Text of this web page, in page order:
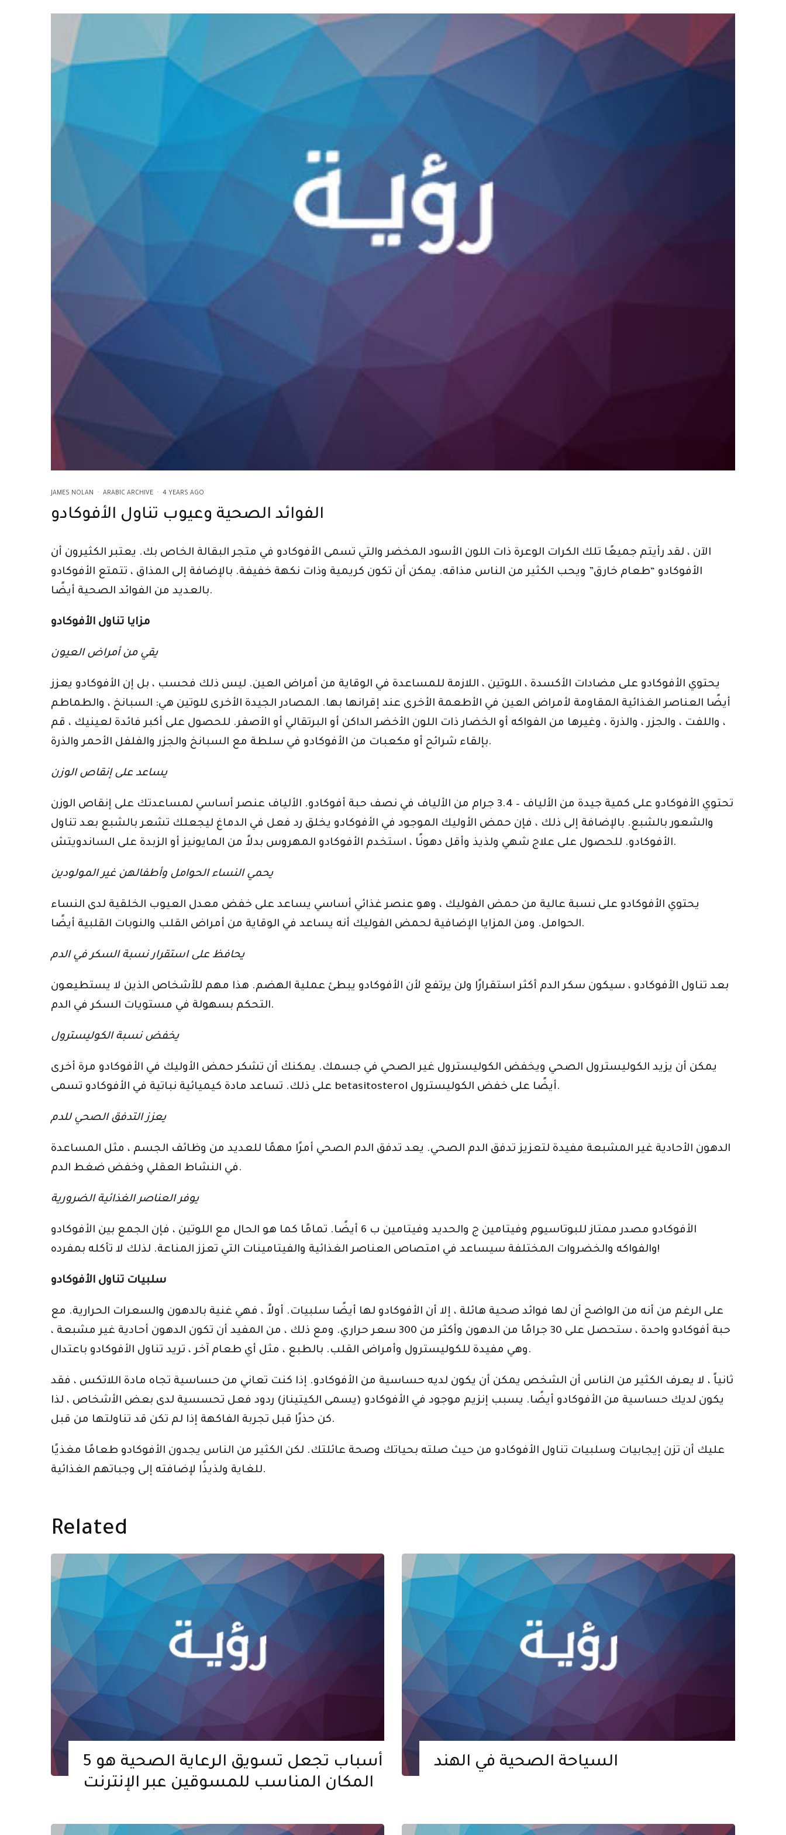
JAMES NOLAN · ARABIC ARCHIVE · 4 YEARS AGO
الفوائد الصحية وعيوب تناول الأفوكادو
الآن ، لقد رأيتم جميعًا تلك الكرات الوعرة ذات اللون الأسود المخضر والتي تسمى الأفوكادو في متجر البقالة الخاص بك. يعتبر الكثيرون أن
الأفوكادو “طعام خارق” ويحب الكثير من الناس مذاقه. يمكن أن تكون كريمية وذات نكهة خفيفة. بالإضافة إلى المذاق ، تتمتع الأفوكادو
بالعديد من الفوائد الصحية أيضًا.
مزايا تناول الأفوكادو
يقي من أمراض العيون
يحتوي الأفوكادو على مضادات الأكسدة ، اللوتين ، اللازمة للمساعدة في الوقاية من أمراض العين. ليس ذلك فحسب ، بل إن الأفوكادو يعزز
أيضًا العناصر الغذائية المقاومة لأمراض العين في الأطعمة الأخرى عند إقرانها بها. المصادر الجيدة الأخرى للوتين هي: السبانخ ، والطماطم
، واللفت ، والجزر ، والذرة ، وغيرها من الفواكه أو الخضار ذات اللون الأخضر الداكن أو البرتقالي أو الأصفر. للحصول على أكبر فائدة لعينيك ، قم
بإلقاء شرائح أو مكعبات من الأفوكادو في سلطة مع السبانخ والجزر والفلفل الأحمر والذرة.
يساعد على إنقاص الوزن
تحتوي الأفوكادو على كمية جيدة من الألياف – 3.4 جرام من الألياف في نصف حبة أفوكادو. الألياف عنصر أساسي لمساعدتك على إنقاص الوزن
والشعور بالشبع. بالإضافة إلى ذلك ، فإن حمض الأوليك الموجود في الأفوكادو يخلق رد فعل في الدماغ ليجعلك تشعر بالشبع بعد تناول
الأفوكادو. للحصول على علاج شهي ولذيذ وأقل دهونًا ، استخدم الأفوكادو المهروس بدلاً من المايونيز أو الزبدة على الساندويتش.
يحمي النساء الحوامل وأطفالهن غير المولودين
يحتوي الأفوكادو على نسبة عالية من حمض الفوليك ، وهو عنصر غذائي أساسي يساعد على خفض معدل العيوب الخلقية لدى النساء
الحوامل. ومن المزايا الإضافية لحمض الفوليك أنه يساعد في الوقاية من أمراض القلب والنوبات القلبية أيضًا.
يحافظ على استقرار نسبة السكر في الدم
بعد تناول الأفوكادو ، سيكون سكر الدم أكثر استقرارًا ولن يرتفع لأن الأفوكادو يبطئ عملية الهضم. هذا مهم للأشخاص الذين لا يستطيعون
التحكم بسهولة في مستويات السكر في الدم.
يخفض نسبة الكوليسترول
يمكن أن يزيد الكوليسترول الصحي ويخفض الكوليسترول غير الصحي في جسمك. يمكنك أن تشكر حمض الأوليك في الأفوكادو مرة أخرى
على ذلك. تساعد مادة كيميائية نباتية في الأفوكادو تسمى betasitosterol أيضًا على خفض الكوليسترول.
يعزز التدفق الصحي للدم
الدهون الأحادية غير المشبعة مفيدة لتعزيز تدفق الدم الصحي. يعد تدفق الدم الصحي أمرًا مهمًا للعديد من وظائف الجسم ، مثل المساعدة
في النشاط العقلي وخفض ضغط الدم.
يوفر العناصر الغذائية الضرورية
الأفوكادو مصدر ممتاز للبوتاسيوم وفيتامين ج والحديد وفيتامين ب 6 أيضًا. تمامًا كما هو الحال مع اللوتين ، فإن الجمع بين الأفوكادو
والفواكه والخضروات المختلفة سيساعد في امتصاص العناصر الغذائية والفيتامينات التي تعزز المناعة. لذلك لا تأكله بمفرده!
سلبيات تناول الأفوكادو
على الرغم من أنه من الواضح أن لها فوائد صحية هائلة ، إلا أن الأفوكادو لها أيضًا سلبيات. أولاً ، فهي غنية بالدهون والسعرات الحرارية. مع
حبة أفوكادو واحدة ، ستحصل على 30 جرامًا من الدهون وأكثر من 300 سعر حراري. ومع ذلك ، من المفيد أن تكون الدهون أحادية غير مشبعة ،
وهي مفيدة للكوليسترول وأمراض القلب. بالطبع ، مثل أي طعام آخر ، تريد تناول الأفوكادو باعتدال.
ثانياً ، لا يعرف الكثير من الناس أن الشخص يمكن أن يكون لديه حساسية من الأفوكادو. إذا كنت تعاني من حساسية تجاه مادة اللاتكس ، فقد
يكون لديك حساسية من الأفوكادو أيضًا. يسبب إنزيم موجود في الأفوكادو (يسمى الكيتيناز) ردود فعل تحسسية لدى بعض الأشخاص ، لذا
كن حذرًا قبل تجربة الفاكهة إذا لم تكن قد تناولتها من قبل.
عليك أن تزن إيجابيات وسلبيات تناول الأفوكادو من حيث صلته بحياتك وصحة عائلتك. لكن الكثير من الناس يجدون الأفوكادو طعامًا مغذيًا
للغاية ولذيذًا لإضافته إلى وجباتهم الغذائية.
Related
5 أسباب تجعل تسويق الرعاية الصحية هو
المكان المناسب للمسوقين عبر الإنترنت
السياحة الصحية في الهند